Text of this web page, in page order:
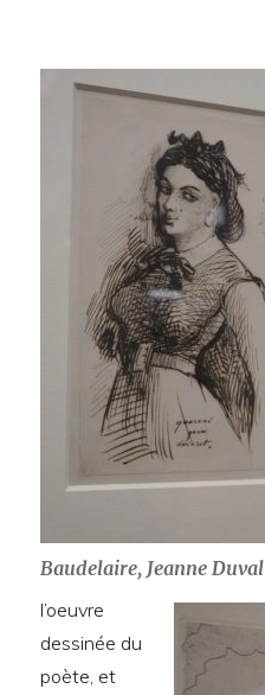
Baudelaire, Jeanne Duval
l’oeuvre
dessinée du
poète, et